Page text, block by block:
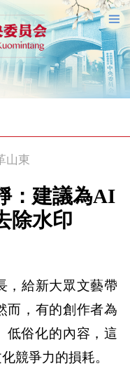
山東
：建議為AI
除水印
，給新大眾文藝帶
而，有的創作者為
低俗化的內容，這
競爭力的損耗。